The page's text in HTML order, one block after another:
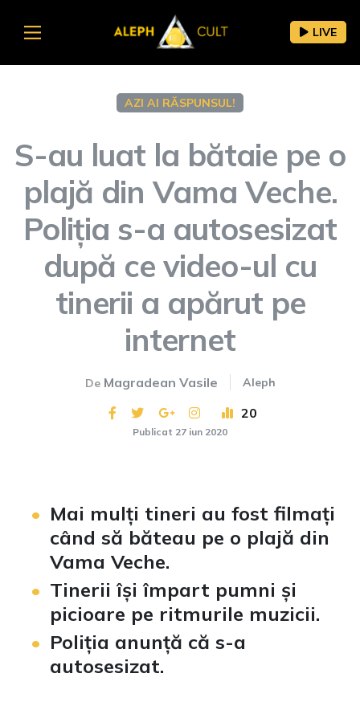
LIVE
AZI AI RĂSPUNSUL!
S-au luat la bătaie pe o
plajă din Vama Veche.
Poliția s-a autosesizat
după ce video-ul cu
tinerii a apărut pe
internet
De Magradean Vasile Aleph
20
Publicat 27 iun 2020
Mai mulți tineri au fost filmați
când să băteau pe o plajă din
Vama Veche.
Tinerii își împart pumni și
picioare pe ritmurile muzicii.
Poliția anunță că s-a
autosesizat.